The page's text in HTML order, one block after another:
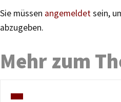
Sie müssen angemeldetsein,
abzugeben.
Mehr zum